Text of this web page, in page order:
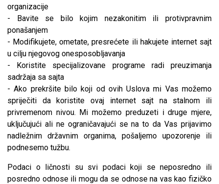
organizacije
- Bavite se bilo kojim nezakonitim ili protivpravnim
ponašanjem
- Modifikujete, ometate, presrećete ili hakujete internet sajt
u cilju njegovog onesposobljavanja
- Koristite specijalizovane programe radi preuzimanja
sadržaja sa sajta
- Ako prekršite bilo koji od ovih Uslova mi Vas možemo
spriječiti da koristite ovaj internet sajt na stalnom ili
privremenom nivou. Mi možemo preduzeti i druge mjere,
uključujući ali ne ograničavajući se na to da Vas prijavimo
nadležnim državnim organima, pošaljemo upozorenje ili
podnesemo tužbu.
Podaci o ličnosti su svi podaci koji se neposredno ili
posredno odnose ili mogu da se odnose na vas kao fizičko